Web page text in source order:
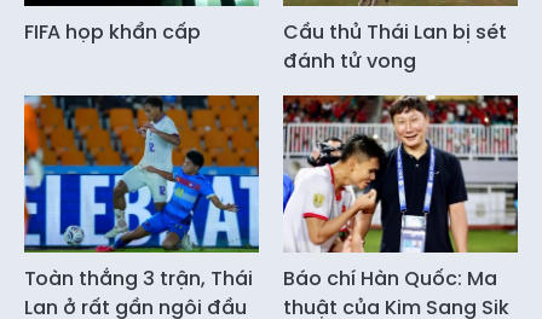
FIFA họp khẩn cấp
Cầu thủ Thái Lan bị sét
đánh tử vong
Toàn thắng 3 trận, Thái
Lan ở rất gần ngôi đầu
Báo chí Hàn Quốc: Ma
thuật của Kim Sang Sik